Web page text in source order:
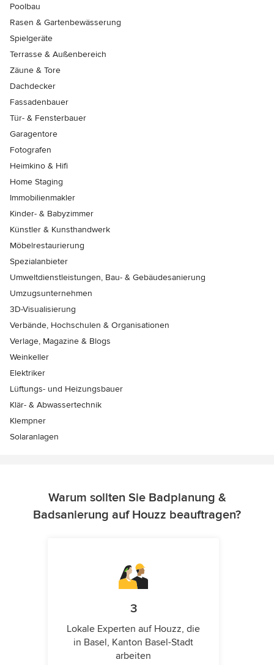
Poolbau
Rasen & Gartenbewässerung
Spielgeräte
Terrasse & Außenbereich
Zäune & Tore
Dachdecker
Fassadenbauer
Tür- & Fensterbauer
Garagentore
Fotografen
Heimkino & Hifi
Home Staging
Immobilienmakler
Kinder- & Babyzimmer
Künstler & Kunsthandwerk
Möbelrestaurierung
Spezialanbieter
Umweltdienstleistungen, Bau- & Gebäudesanierung
Umzugsunternehmen
3D-Visualisierung
Verbände, Hochschulen & Organisationen
Verlage, Magazine & Blogs
Weinkeller
Elektriker
Lüftungs- und Heizungsbauer
Klär- & Abwassertechnik
Klempner
Solaranlagen
Warum sollten Sie Badplanung &
Badsanierung auf Houzz beauftragen?
3
Lokale Experten auf Houzz, die
in Basel, Kanton Basel-Stadt
arbeiten